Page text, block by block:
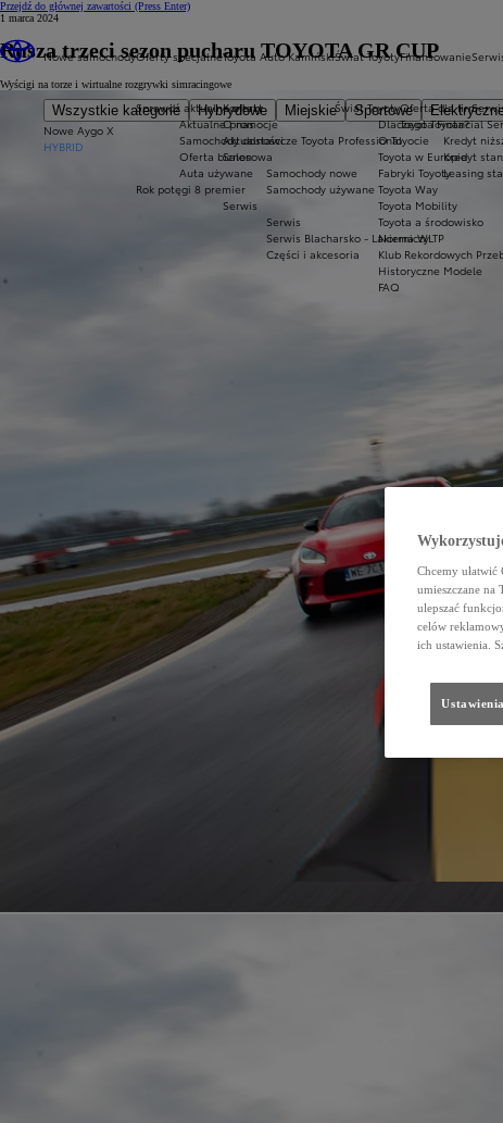
Przejdź do głównej zawartości (Press Enter)
Nowe samochody
Wszystkie kategorie Hybrydowe Miejskie Sportowe
Nowe Aygo X
HYBRID
Oferty specjalne
Sprawdź aktualne oferty
Aktualne promocje
Samochody dostawcze Toyota Professional
Oferta biznesowa
Auta używane
Rok potęgi 8 premier
Toyota Auto Kamiński
Kontakt
O nas
Aktualności
Salon
Samochody nowe
Samochody używane
Serwis
Serwis
Serwis Blacharsko - Lakierniczy
Części i akcesoria
Świat Toyoty
Świat Toyoty
Dlaczego Toyota?
O Toyocie
Toyota w Europie
Fabryki Toyoty
Toyota Way
Toyota Mobility
Toyota a środowisko
Norma WLTP
Klub Rekordowych
Historyczne Modele
FAQ
Finansowanie
Oferta dla firm
Toyota Financial
Kredyt
Kredyt
Leasing
1 marca 2024
Rusza trzeci sezon pucharu TOYOTA GR CUP
Wyścigi na torze i wirtualne rozgrywki simracingowe
Chcemy
umieszczane
ulepszać
celów
ich ustawienia.